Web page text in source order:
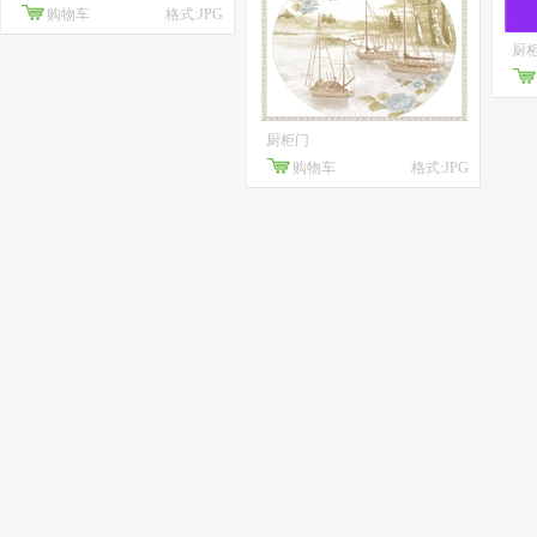
购物车
格式:JPG
厨柜门
购物车
格式:JPG
厨